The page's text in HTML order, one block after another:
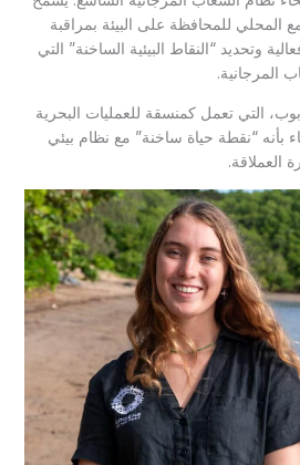
للمحافظة على البيئة بمراقبة
“النقاط البيئية الساخنة” التي
تعمل كمنسقة للعمليات البحرية
“نقطة حياة ساخنة” مع نظام بيئي